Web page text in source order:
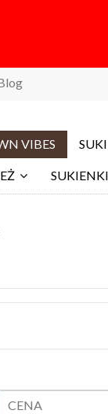
VIBES
SUKIENKI
CENA